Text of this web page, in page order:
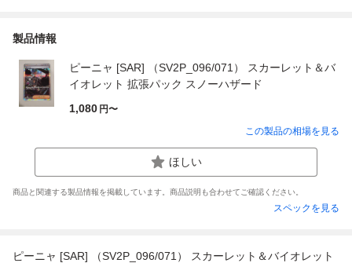
製品情報
ピーニャ [SAR] （SV2P_096/071） スカーレット＆バ
イオレット 拡張パック スノーハザード
1,080 円〜
この製品の相場を見る
ほしい
商品と関連する製品情報を掲載しています。商品説明も合わせてご確認ください。
スペックを見る
ピーニャ [SAR] （SV2P_096/071） スカーレット＆バイオレット